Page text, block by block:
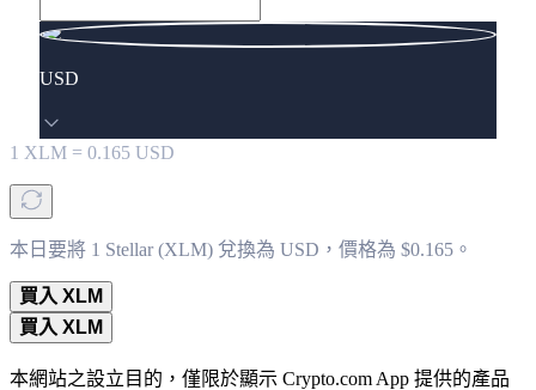
USD
1 XLM = 0.165 USD
本日要將 1 Stellar (XLM) 兌換為 USD，價格為 $0.165。
買入 XLM
買入 XLM
本網站之設立目的，僅限於顯示 Crypto.com App 提供的產品